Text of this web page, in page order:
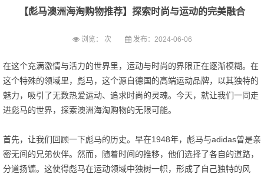
【彪马澳洲海淘购物推荐】探索时尚与运动的完美融合
浏览： 次 发布：2024-06-06
在这个充满激情与活力的世界里，运动与时尚的界限正在逐渐模糊。在
这个特殊的领域里，彪马，这个源自德国的高端运动品牌，以其独特的
魅力，吸引了无数热爱运动、追求时尚的灵魂。今天，就让我们一同走
进彪马的世界，探索澳洲海淘购物的无限可能。
首先，让我们回顾一下彪马的历史。早在1948年，彪马与adidas曾是亲
密无间的兄弟伙伴。然而，随着时间的推移，他们选择了各自的道路，
分道扬镳。这使得彪马在运动领域中独树一帜，形成了自己独特的风